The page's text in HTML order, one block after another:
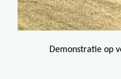
Demonstratie op